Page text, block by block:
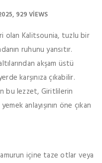
929 VIEWS
olan Kalitsounia, tuzlu bir
ruhunu yansıtır.
akşam üstü
karşınıza çıkabilir.
bu lezzet, Giritlilerin
anlayışının öne çıkan
içine taze otlar veya